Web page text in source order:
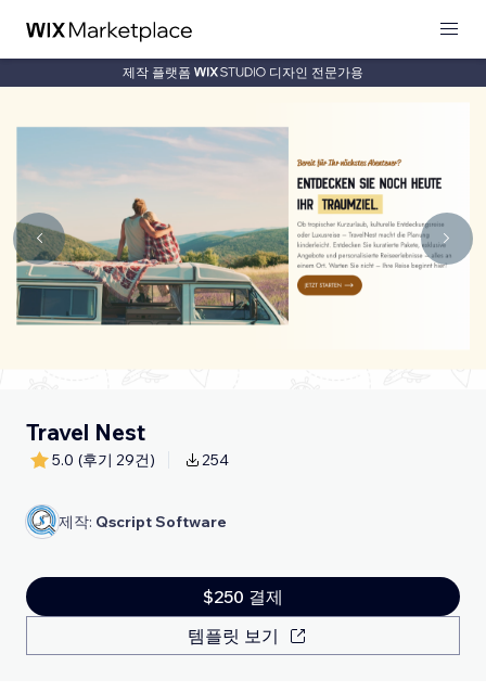
제작 플랫폼 디자인 전문가용
Travel Nest
5.0 (후기 29건) 254
제작: Qscript Software
$250 결제
템플릿 보기